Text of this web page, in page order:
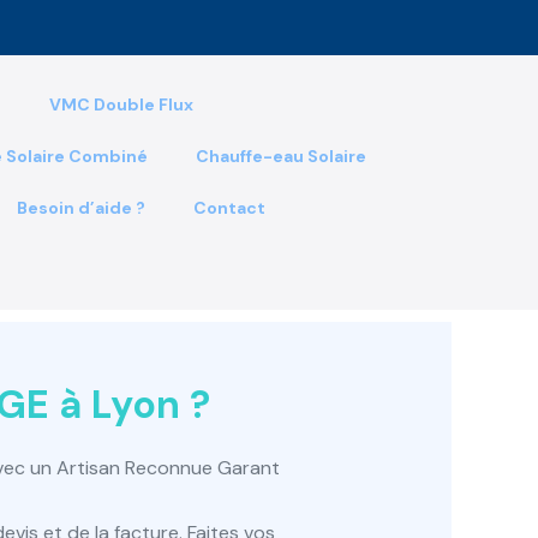
VMC Double Flux
Solaire Combiné Chauffe-eau Solaire
Besoin d’aide ? Contact
à Lyon ?
un Artisan Reconnue Garant
et de la facture. Faites vos